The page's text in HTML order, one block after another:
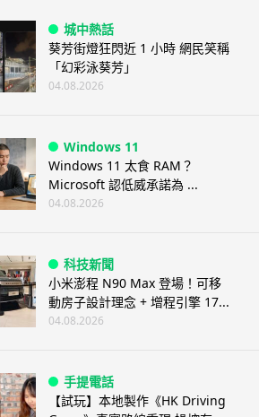
城中熱話
葵芳街燈狂閃近 1 小時 網民笑稱
「幻彩泳葵芳」
04.08.2026
Windows 11
Windows 11 太食 RAM？
Microsoft 認低威承諾為 ...
04.08.2026
科技新聞
小米澎程 N90 Max 登場！可移
動房子設計理念 + 增程引擎 17...
04.08.2026
手提電話
【試玩】本地製作《HK Driving